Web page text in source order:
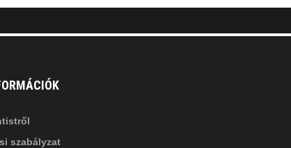
szabályzat